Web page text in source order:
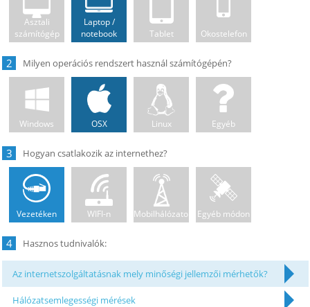
Asztali
számítógép
Laptop /
notebook
Tablet Okostelefon
2
Windows OSX Linux Egyéb
3
Vezetéken WIFI-n Mobilhálózaton Egyéb módon
4
Az internetszolgáltatásnak mely minőségi jellemzői mérhetők?
Hálózatsemlegességi mérések